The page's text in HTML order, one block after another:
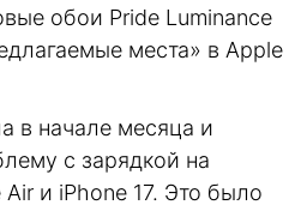
обои Pride Luminance
места» в Apple
в начале месяца и
с зарядкой на
и iPhone 17. Это было